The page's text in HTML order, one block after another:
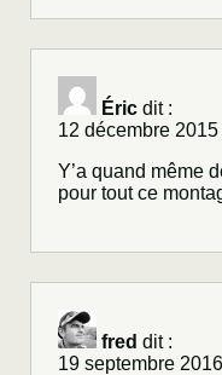
Éric dit :
12 décembre
Y’a quand même
pour tout ce
fred dit :
19 septembre